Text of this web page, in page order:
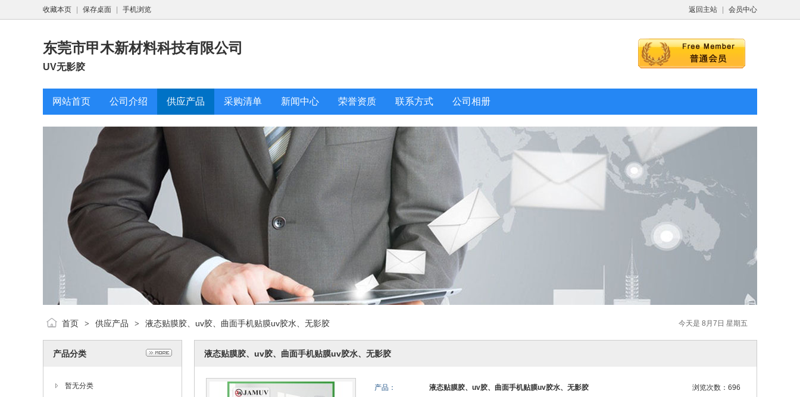
返回主站 会员中心
收藏本页 保存桌面 手机浏览
东莞市甲木新材料科技有限公司
UV无影胶
网站首页 公司介绍 供应产品 采购清单 新闻中心 荣誉资质 联系方式 公司相册
今天是 8月7日 星期五
首页 > 供应产品 > 液态贴膜胶、uv胶、曲面手机贴膜uv胶水、无影胶
产品分类
暂无分类
液态贴膜胶、uv胶、曲面手机贴膜uv胶水、无影胶
产品： 浏览次数：696
液态贴膜胶、uv胶、曲面手机贴膜uv胶水、无影胶